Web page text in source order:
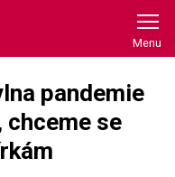
pandemie
chceme se